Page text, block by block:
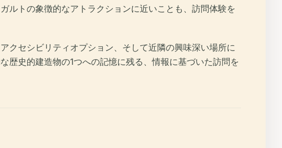
ルトの象徴的なアトラクションに近いことも、訪問体験を
クセシビリティオプション、そして近隣の興味深い場所に
歴史的建造物の1つへの記憶に残る、情報に基づいた訪問を